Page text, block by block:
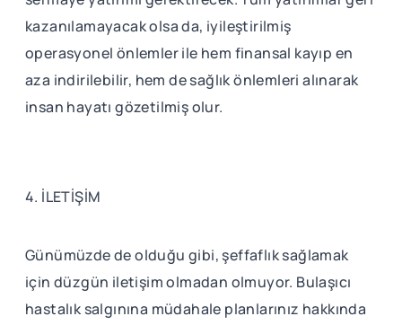
kazanılamayacak olsa da, iyileştirilmiş
operasyonel önlemler ile hem finansal kayıp en
aza indirilebilir, hem de sağlık önlemleri alınarak
insan hayatı gözetilmiş olur.
4. İLETİŞİM
Günümüzde de olduğu gibi, şeffaflık sağlamak
için düzgün iletişim olmadan olmuyor. Bulaşıcı
hastalık salgınına müdahale planlarınız hakkında